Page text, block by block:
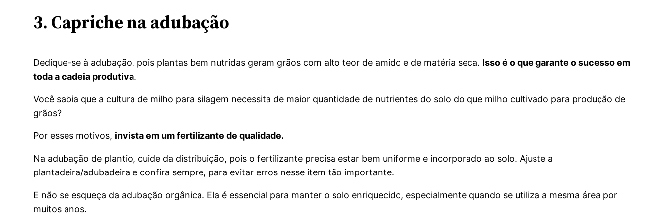
3. Capriche na adubação
Dedique-se à adubação, pois plantas bem nutridas geram grãos com alto teor de amido e de matéria seca. Isso é o que garante o sucesso em
toda a cadeia produtiva.
Você sabia que a cultura de milho para silagem necessita de maior quantidade de nutrientes do solo do que milho cultivado para produção de
grãos?
Por esses motivos, invista em um fertilizante de qualidade.
Na adubação de plantio, cuide da distribuição, pois o fertilizante precisa estar bem uniforme e incorporado ao solo. Ajuste a
plantadeira/adubadeira e confira sempre, para evitar erros nesse item tão importante.
E não se esqueça da adubação orgânica. Ela é essencial para manter o solo enriquecido, especialmente quando se utiliza a mesma área por
muitos anos.